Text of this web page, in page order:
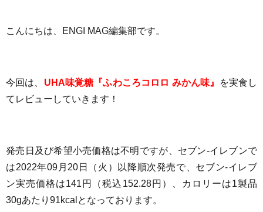
こんにちは、ENGI MAG編集部です。
今回は、 UHA味覚糖『ふわころコロロ みかん味』
を実食し
てレビューしていきます！
発売日及び希望小売価格は不明ですが、セブン-イレブンで
は2022年09月20日（火）以降順次発売で、 セブン-イレブ
ン実売価格は141円（税込152.28円）、
カロリーは1製品
30gあたり91kcalとなっております。